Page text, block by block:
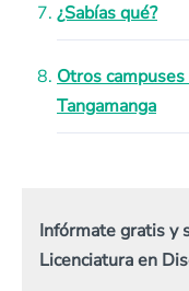
¿Sabías qué?
Otros
Tangamanga
Infórmate gratis y
Licenciatura en